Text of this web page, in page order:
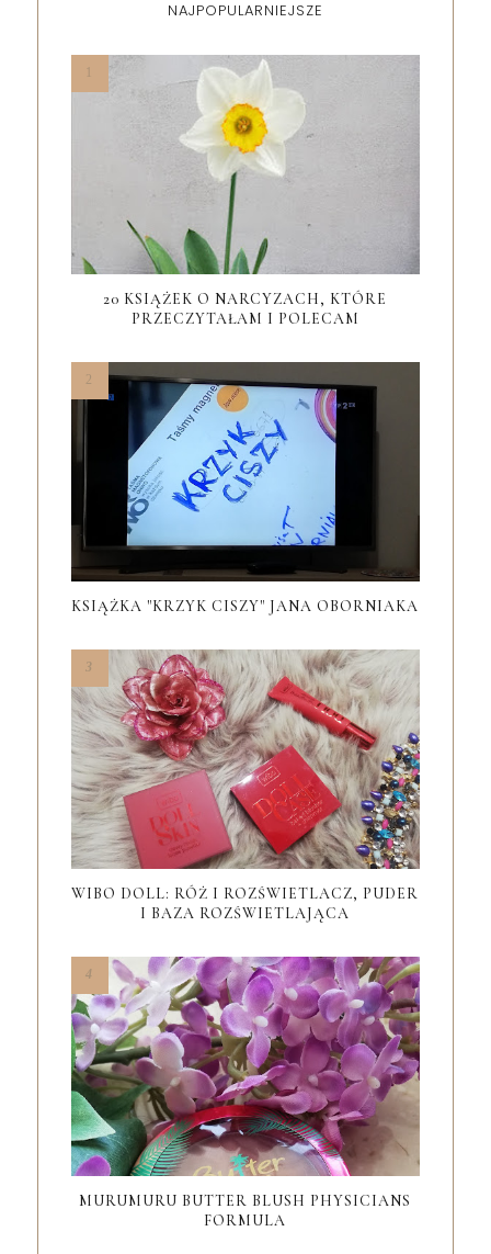
NAJPOPULARNIEJSZE
20 KSIĄŻEK O NARCYZACH, KTÓRE
PRZECZYTAŁAM I POLECAM
KSIĄŻKA "KRZYK CISZY" JANA OBORNIAKA
WIBO DOLL: RÓŻ I ROZŚWIETLACZ, PUDER
I BAZA ROZŚWIETLAJĄCA
MURUMURU BUTTER BLUSH PHYSICIANS
FORMULA